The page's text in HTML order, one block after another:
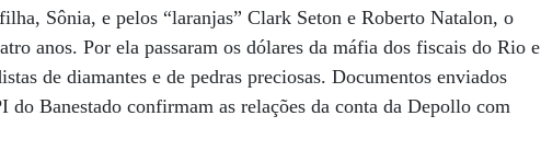
Sônia, e pelos “laranjas” Clark Seton e Roberto Natalon, o
anos. Por ela passaram os dólares da máfia dos fiscais do Rio e
de diamantes e de pedras preciosas. Documentos enviados
Banestado confirmam as relações da conta da Depollo com